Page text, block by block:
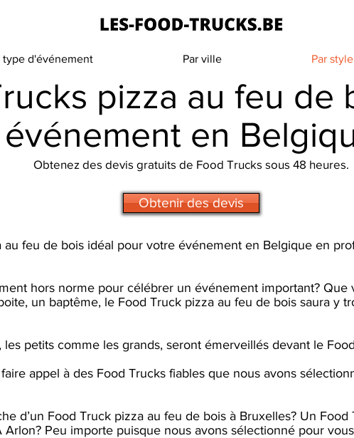
type d'événement Par ville Par
pizza au feu de
événement en
Obtenez des devis gratuits de Food Trucks sous 48 heures.
Obtenir des devis
feu de bois idéal pour votre événement en Belgique en
hors norme pour célébrer un événement important? Que
un baptême, le Food Truck pizza au feu de bois saura y
petits comme les grands, seront émerveillés devant le
appel à des Food Trucks fiables que nous avons
d’un Food Truck pizza au feu de bois à Bruxelles? Un
Arlon? Peu importe puisque nous avons sélectionné pour